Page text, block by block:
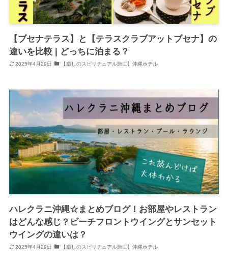
【ブセナテラス】と【テラスクラブアットブセナ】の
違いを比較 | どっちに泊まる？
2025年4月29日 【癒しのスピリチュアル旅に】沖縄ホテル
ハレクラニ沖縄☆まとめブログ！お部屋やレストラン
はどんな感じ？ビーチフロントウイングとサンセット
ウイングの違いは？
2025年4月29日 【癒しのスピリチュアル旅に】沖縄ホテル